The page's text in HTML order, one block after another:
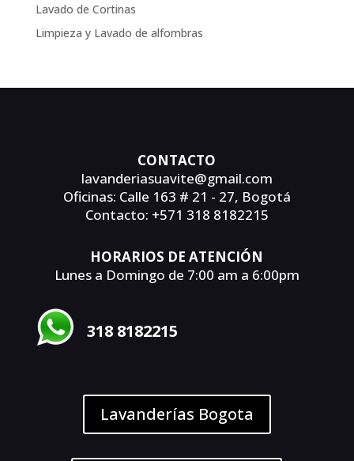
Lavado de Cortinas
Limpieza y Lavado de alfombras
CONTACTO
lavanderiasuavite@gmail.com
Oficinas: Calle 163 # 21 - 27, Bogotá
Contacto: +571 318 8182215
HORARIOS DE ATENCIÓN
Lunes a Domingo de 7:00 am a 6:00pm
318 8182215
Lavanderías Bogota